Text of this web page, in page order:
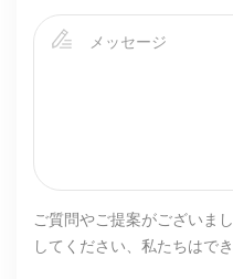
ご質問やご提案がございま
してください、私たちはで